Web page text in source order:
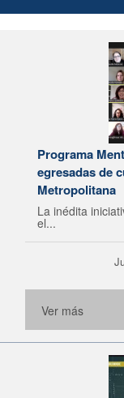
Programa
egresadas de
Metropolitana
La inédita
el...
Ver más